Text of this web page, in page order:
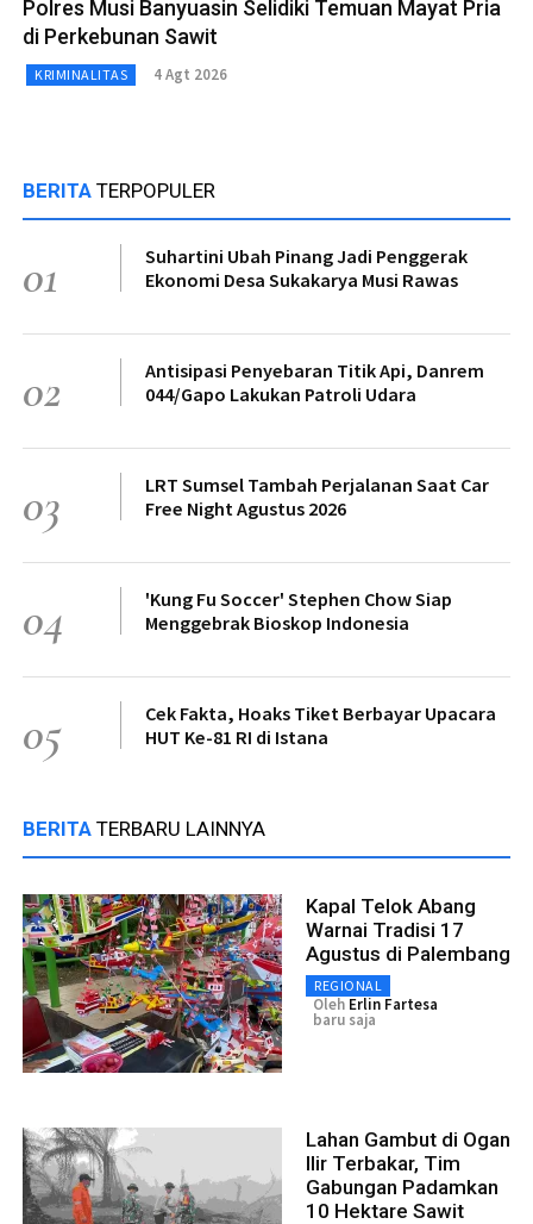
Polres Musi Banyuasin Selidiki Temuan Mayat Pria
di Perkebunan Sawit
KRIMINALITAS 4 Agt 2026
BERITA TERPOPULER
01
Suhartini Ubah Pinang Jadi Penggerak
Ekonomi Desa Sukakarya Musi Rawas
02
Antisipasi Penyebaran Titik Api, Danrem
044/Gapo Lakukan Patroli Udara
03
LRT Sumsel Tambah Perjalanan Saat Car
Free Night Agustus 2026
04
'Kung Fu Soccer' Stephen Chow Siap
Menggebrak Bioskop Indonesia
05
Cek Fakta, Hoaks Tiket Berbayar Upacara
HUT Ke-81 RI di Istana
BERITA TERBARU LAINNYA
Kapal Telok Abang
Warnai Tradisi 17
Agustus di Palembang
REGIONAL
Oleh Erlin Fartesa
baru saja
Lahan Gambut di Ogan
Ilir Terbakar, Tim
Gabungan Padamkan
10 Hektare Sawit